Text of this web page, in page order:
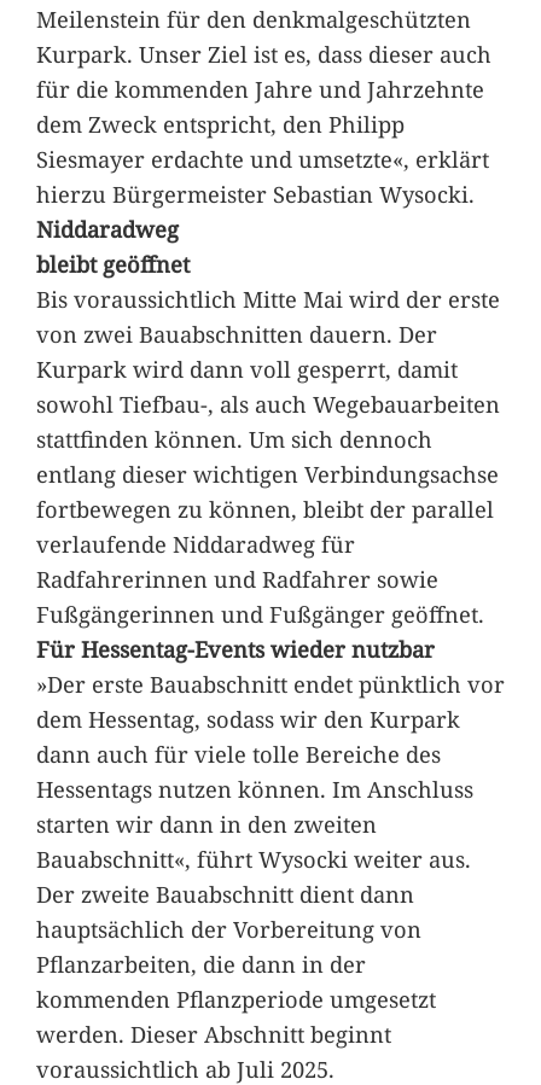
Meilenstein für den denkmalgeschützten
Kurpark. Unser Ziel ist es, dass dieser auch
für die kommenden Jahre und Jahrzehnte
dem Zweck entspricht, den Philipp
Siesmayer erdachte und umsetzte«, erklärt
hierzu Bürgermeister Sebastian Wysocki.
Niddaradweg
bleibt geöffnet
Bis voraussichtlich Mitte Mai wird der erste
von zwei Bauabschnitten dauern. Der
Kurpark wird dann voll gesperrt, damit
sowohl Tiefbau-, als auch Wegebauarbeiten
stattfinden können. Um sich dennoch
entlang dieser wichtigen Verbindungsachse
fortbewegen zu können, bleibt der parallel
verlaufende Niddaradweg für
Radfahrerinnen und Radfahrer sowie
Fußgängerinnen und Fußgänger geöffnet.
Für Hessentag-Events wieder nutzbar
»Der erste Bauabschnitt endet pünktlich vor
dem Hessentag, sodass wir den Kurpark
dann auch für viele tolle Bereiche des
Hessentags nutzen können. Im Anschluss
starten wir dann in den zweiten
Bauabschnitt«, führt Wysocki weiter aus.
Der zweite Bauabschnitt dient dann
hauptsächlich der Vorbereitung von
Pflanzarbeiten, die dann in der
kommenden Pflanzperiode umgesetzt
werden. Dieser Abschnitt beginnt
voraussichtlich ab Juli 2025.